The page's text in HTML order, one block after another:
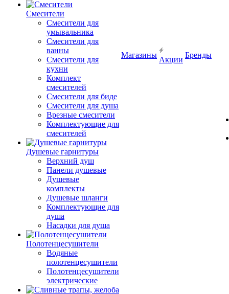
Смесители
Смесители для
умывальника
Смесители для
ванны
Смесители для
кухни
Комплект
смесителей
Смесители для биде
Смесители для душа
Врезные смесители
Комплектующие для
смесителей
Душевые гарнитуры
Верхний душ
Панели душевые
Душевые
комплекты
Душевые шланги
Комплектующие для
душа
Насадки для душа
Полотенцесушители
Водяные
полотенцесушители
Полотенцесушители
электрические
Магазины
Акции
Бренды